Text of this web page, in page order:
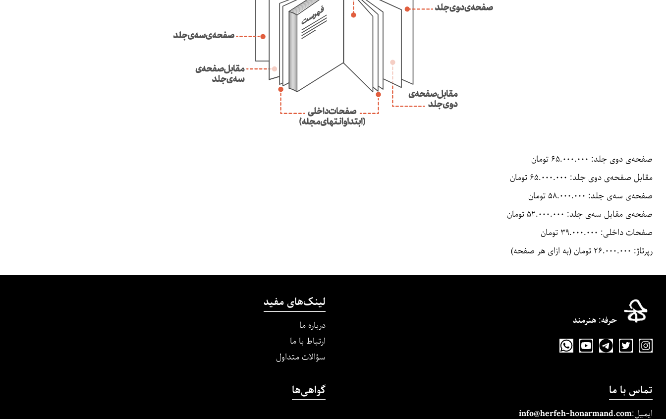
صفحه‌ی دوی جلد: ۶۵.۰۰۰.۰۰۰ تومان
مقابل صفحه‌ی دوی جلد: ۶۵.۰۰۰.۰۰۰ تومان
صفحه‌ی سه‌ی جلد: ۵۸.۰۰۰.۰۰۰ تومان
صفحه‌ی مقابل سه‌ی جلد: ۵۲.۰۰۰.۰۰۰ تومان
صفحات داخلی: ۳۹.۰۰۰.۰۰۰ تومان
رپرتاژ: ۲۶.۰۰۰.۰۰۰ تومان (به ازای هر صفحه)
حرفه‌: هنرمند
لینک‌های مفید
درباره ما
ارتباط با ما
سؤالات متداول
تماس با ما
ایمیل: info@herfeh-honarmand.com
گواهی‌ها